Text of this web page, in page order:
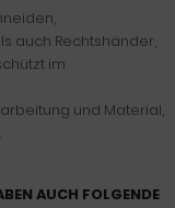
auch Rechtshänder,
im
und Material,
AUCH FOLGENDE